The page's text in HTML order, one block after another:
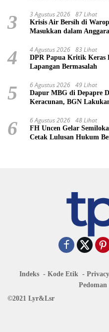
3 3 Agustus 2026 87 Lihat
Krisis Air Bersih di
Masukkan dalam
4 4 Agustus 2026 83 Lihat
DPR Papua Kritik Keras
Lapangan Bermasalah
5 6 Agustus 2026 49 Lihat
Dapur MBG di Depapre
Keracunan, BGN
6 6 Agustus 2026 48 Lihat
FH Uncen Gelar
Cetak Lulusan Hukum
Indeks Kode Etik
©2021 Lyr&Lsr